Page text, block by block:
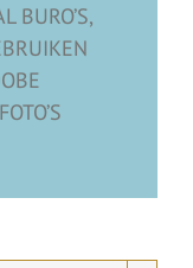
BURO’S,